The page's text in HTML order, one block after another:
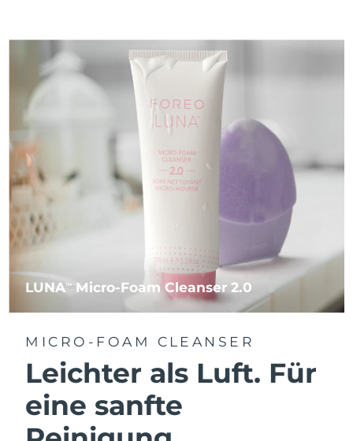
LUNATM Micro-Foam Cleanser 2.0
MICRO-FOAM CLEANSER
Leichter als Luft. Für
eine sanfte